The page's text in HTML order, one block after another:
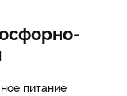
питание